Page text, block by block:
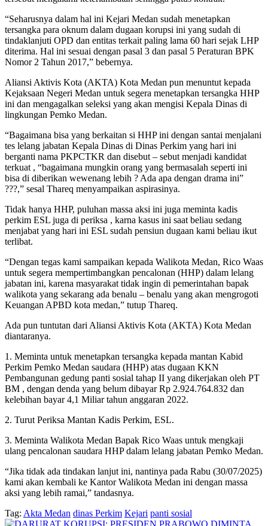
“Seharusnya dalam hal ini Kejari Medan sudah menetapkan
tersangka para oknum dalam dugaan korupsi ini yang sudah di
tindaklanjuti OPD dan entitas terkait paling lama 60 hari sejak LHP
diterima. Hal ini sesuai dengan pasal 3 dan pasal 5 Peraturan BPK
Nomor 2 Tahun 2017,” bebernya.
Aliansi Aktivis Kota (AKTA) Kota Medan pun menuntut kepada
Kejaksaan Negeri Medan untuk segera menetapkan tersangka HHP
ini dan mengagalkan seleksi yang akan mengisi Kepala Dinas di
lingkungan Pemko Medan.
“Bagaimana bisa yang berkaitan si HHP ini dengan santai menjalani
tes lelang jabatan Kepala Dinas di Dinas Perkim yang hari ini
berganti nama PKPCTKR dan disebut – sebut menjadi kandidat
terkuat , “bagaimana mungkin orang yang bermasalah seperti ini
bisa di diberikan wewenang lebih ? Ada apa dengan drama ini”
???,” sesal Thareq menyampaikan aspirasinya.
Tidak hanya HHP, puluhan massa aksi ini juga meminta kadis
perkim ESL juga di periksa , karna kasus ini saat beliau sedang
menjabat yang hari ini ESL sudah pensiun dugaan kami beliau ikut
terlibat.
“Dengan tegas kami sampaikan kepada Walikota Medan, Rico Waas
untuk segera mempertimbangkan pencalonan (HHP) dalam lelang
jabatan ini, karena masyarakat tidak ingin di pemerintahan bapak
walikota yang sekarang ada benalu – benalu yang akan mengrogoti
Keuangan APBD kota medan,” tutup Thareq.
Ada pun tuntutan dari Aliansi Aktivis Kota (AKTA) Kota Medan
diantaranya.
1. Meminta untuk menetapkan tersangka kepada mantan Kabid
Perkim Pemko Medan saudara (HHP) atas dugaan KKN
Pembangunan gedung panti sosial tahap II yang dikerjakan oleh PT
BM , dengan denda yang belum dibayar Rp 2.924.764.832 dan
kelebihan bayar 4,1 Miliar tahun anggaran 2022.
2. Turut Periksa Mantan Kadis Perkim, ESL.
3. Meminta Walikota Medan Bapak Rico Waas untuk mengkaji
ulang pencalonan saudara HHP dalam lelang jabatan Pemko Medan.
“Jika tidak ada tindakan lanjut ini, nantinya pada Rabu (30/07/2025)
kami akan kembali ke Kantor Walikota Medan ini dengan massa
aksi yang lebih ramai,” tandasnya.
Tag: Akta Medan dinas Perkim Kejari panti sosial